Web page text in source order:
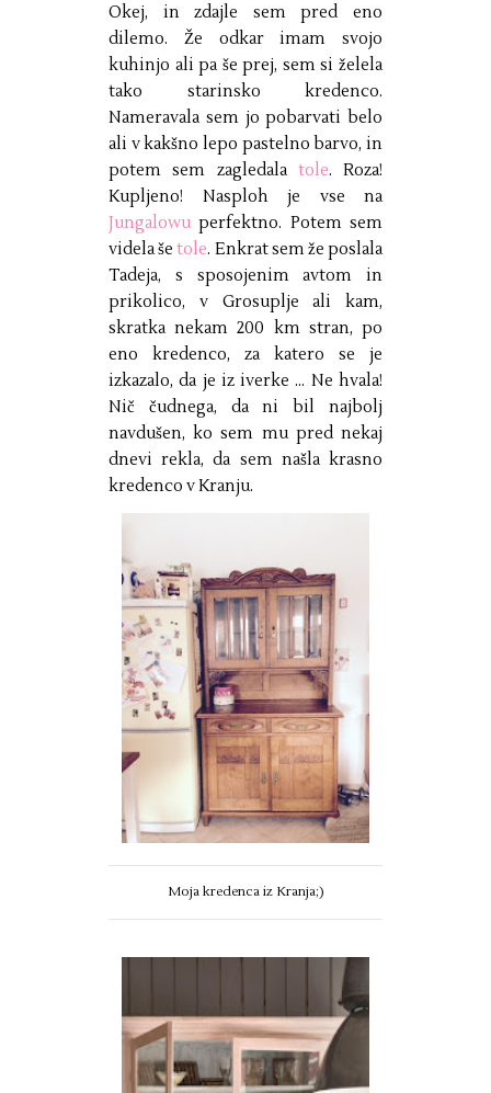
Okej, in zdajle sem pred eno
dilemo. Že odkar imam svojo
kuhinjo ali pa še prej, sem si želela
tako starinsko kredenco.
Nameravala sem jo pobarvati belo
ali v kakšno lepo pastelno barvo, in
potem sem zagledala tole. Roza!
Kupljeno! Nasploh je vse na
Jungalowu perfektno. Potem sem
videla šetole. Enkrat sem že poslala
Tadeja, s sposojenim avtom in
prikolico, v Grosuplje ali kam,
skratka nekam 200 km stran, po
eno kredenco, za katero se je
izkazalo, da je iz iverke ... Ne hvala!
Nič čudnega, da ni bil najbolj
navdušen, ko sem mu pred nekaj
dnevi rekla, da sem našla krasno
kredenco v Kranju.
Moja kredenca iz Kranja;)